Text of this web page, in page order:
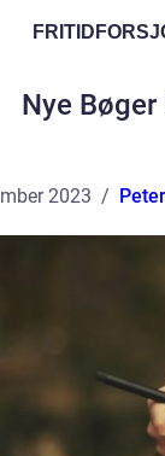
Nye
2023